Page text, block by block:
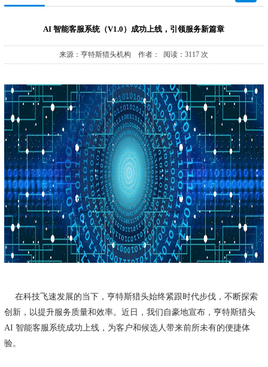
AI 智能客服系统（V1.0）成功上线，引领服务新篇章
来源：亨特斯猎头机构 作者： 阅读：3117 次
在科技飞速发展的当下，亨特斯猎头始终紧跟时代步伐，不断探索
创新，以提升服务质量和效率。近日，我们自豪地宣布，亨特斯猎头
AI 智能客服系统成功上线，为客户和候选人带来前所未有的便捷体
验。